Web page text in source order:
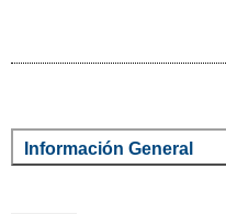
Información General